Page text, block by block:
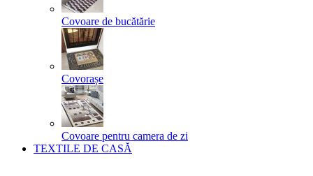
Covoare de bucătărie
Covorașe
Covoare pentru camera de zi
TEXTILE DE CASĂ